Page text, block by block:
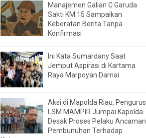
Manajemen Galian C Garuda
Sakti KM 15 Sampaikan
Keberatan Berita Tanpa
Konfirmasi
Ini Kata Sumardany Saat
Jemput Aspirasi di Kartama
Raya Marpoyan Damai
Aksi di Mapolda Riau, Pengurus
LSM MAMPIR Jumpai Kapolda
Desak Proses Pelaku Ancaman
Pembunuhan Terhadap